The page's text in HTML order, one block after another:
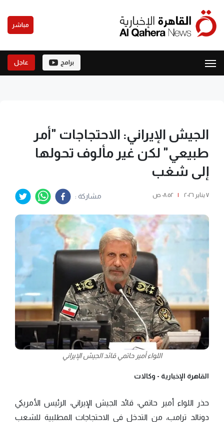
مباشر
برامج عاجل
الجيش الإيراني: الاحتجاجات "أمر
طبيعي" لكن غير مألوف تحولها
إلى شغب
٧ يناير ٢٠٢٦ | ٠٨:٥٢ ص مشاركة :
اللواء أمير حاتمي قائد الجيش الإيراني
القاهرة الإخبارية - وكالات
حذر اللواء أمير حاتمي، قائد الجيش الإيراني، الرئيس الأمريكي
دونالد ترامب، من التدخل في الاحتجاجات المطلبية للشعب